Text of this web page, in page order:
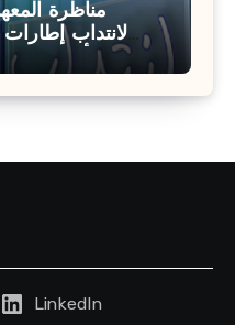
مناظرة
لانتداب
مختلفة : أخر اجل للترشح 27
LinkedIn